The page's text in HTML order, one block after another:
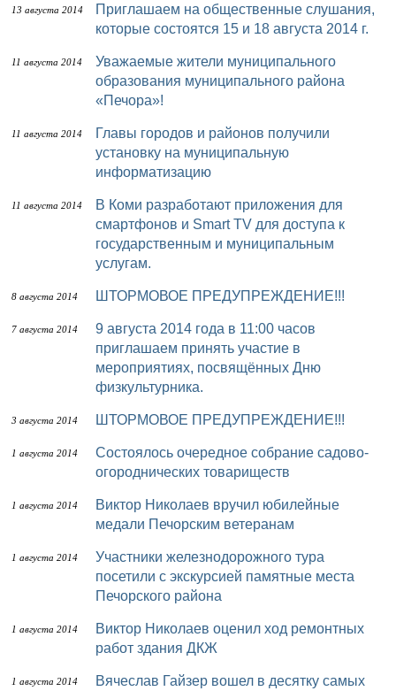
13 августа 2014
Приглашаем на общественные слушания,
которые состоятся 15 и 18 августа 2014 г.
11 августа 2014
Уважаемые жители муниципального
образования муниципального района
«Печора»!
11 августа 2014
Главы городов и районов получили
установку на муниципальную
информатизацию
11 августа 2014
В Коми разработают приложения для
смартфонов и Smart TV для доступа к
государственным и муниципальным
услугам.
8 августа 2014 ШТОРМОВОЕ ПРЕДУПРЕЖДЕНИЕ!!!
7 августа 2014
9 августа 2014 года в 11:00 часов
приглашаем принять участие в
мероприятиях, посвящённых Дню
физкультурника.
3 августа 2014 ШТОРМОВОЕ ПРЕДУПРЕЖДЕНИЕ!!!
1 августа 2014
Состоялось очередное собрание садово-
огороднических товариществ
1 августа 2014
Виктор Николаев вручил юбилейные
медали Печорским ветеранам
1 августа 2014
Участники железнодорожного тура
посетили с экскурсией памятные места
Печорского района
1 августа 2014
Виктор Николаев оценил ход ремонтных
работ здания ДКЖ
1 августа 2014
Вячеслав Гайзер вошел в десятку самых